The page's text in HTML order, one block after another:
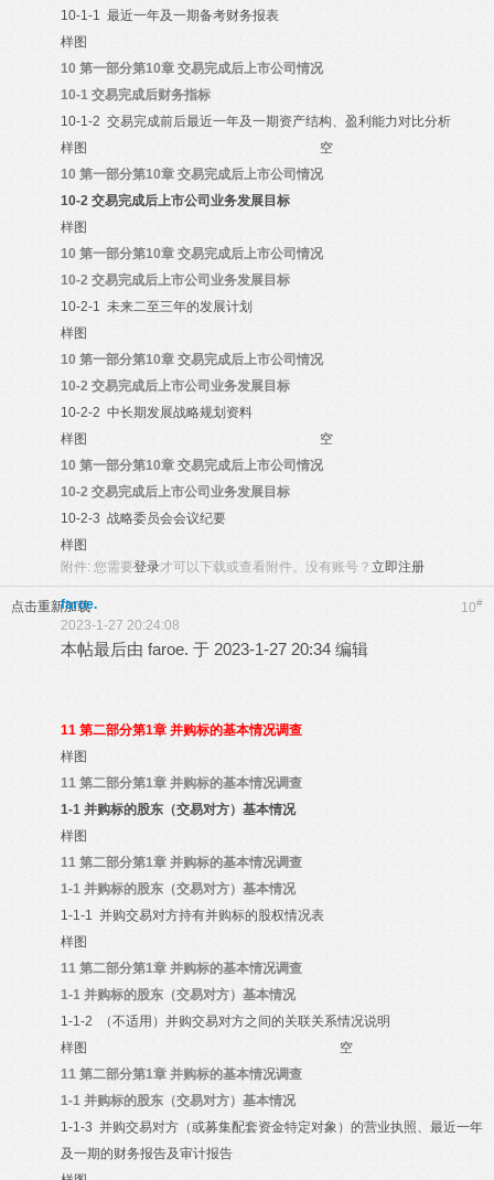
10-1-1 最近一年及一期备考财务报表
样图
10 第一部分第10章 交易完成后上市公司情况
10-1 交易完成后财务指标
10-1-2 交易完成前后最近一年及一期资产结构、盈利能力对比分析
样图
空
10 第一部分第10章 交易完成后上市公司情况
10-2 交易完成后上市公司业务发展目标
样图
10 第一部分第10章 交易完成后上市公司情况
10-2 交易完成后上市公司业务发展目标
10-2-1 未来二至三年的发展计划
样图
10 第一部分第10章 交易完成后上市公司情况
10-2 交易完成后上市公司业务发展目标
10-2-2 中长期发展战略规划资料
样图
空
10 第一部分第10章 交易完成后上市公司情况
10-2 交易完成后上市公司业务发展目标
10-2-3 战略委员会会议纪要
样图
附件: 您需要登录才可以下载或查看附件。没有账号？ 立即注册
点击重新加载 10#
faroe.
2023-1-27 20:24:08
本帖最后由 faroe. 于 2023-1-27 20:34 编辑
11 第二部分第1章 并购标的基本情况调查
样图
11 第二部分第1章 并购标的基本情况调查
1-1 并购标的股东（交易对方）基本情况
样图
11 第二部分第1章 并购标的基本情况调查
1-1 并购标的股东（交易对方）基本情况
1-1-1 并购交易对方持有并购标的股权情况表
样图
11 第二部分第1章 并购标的基本情况调查
1-1 并购标的股东（交易对方）基本情况
1-1-2
（不适用）并购交易对方之间的关联关系情况说明
样图
空
11 第二部分第1章 并购标的基本情况调查
1-1 并购标的股东（交易对方）基本情况
1-1-3 并购交易对方（或募集配套资金特定对象）的营业执照、最近一年
及一期的财务报告及审计报告